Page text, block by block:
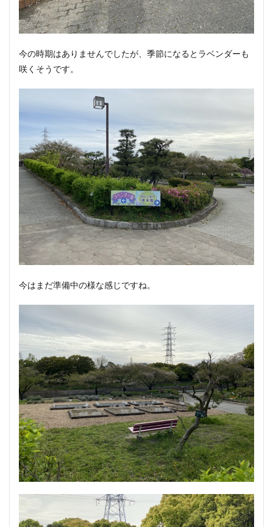
今の時期はありませんでしたが、季節になるとラベンダーも
咲くそうです。
今はまだ準備中の様な感じですね。